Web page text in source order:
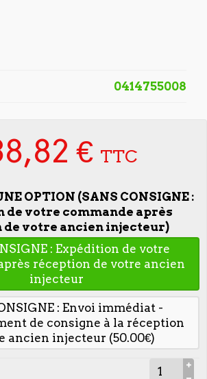
0414755008
€ TTC
OPTION (SANS CONSIGNE :
de votre commande après
votre ancien injecteur)
: Expédition de votre
réception de votre ancien
injecteur
: Envoi immédiat -
de consigne à la réception
ancien injecteur (50.00€)